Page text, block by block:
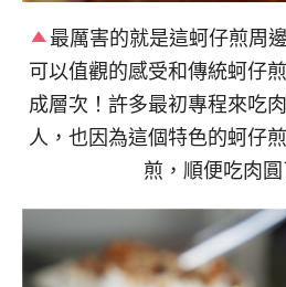
最厲害的就是這蚵仔煎周
可以值觀的感受和傳統蚵仔
成層次！許多最初專程來吃
人，也因為這個特色的蚵仔
煎，順便吃肉